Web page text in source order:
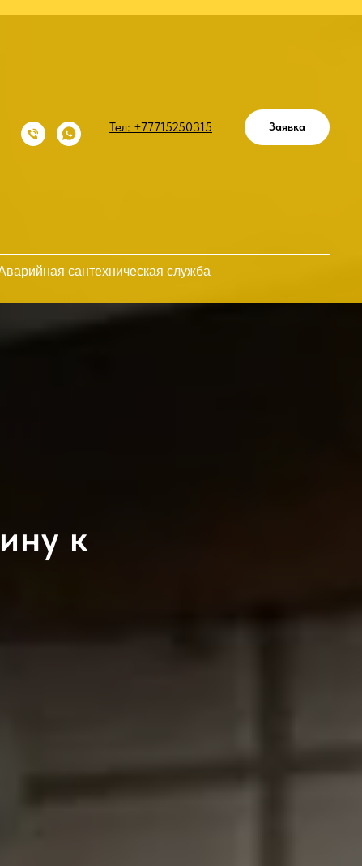
Тел: +77715250315 Заявка
сантехническая служба
к